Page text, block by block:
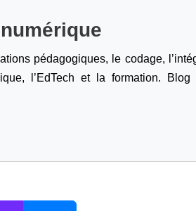
pédagogiques, le codage,
l’EdTech et la formation. Blog